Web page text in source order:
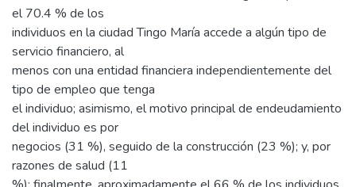
el 70.4 % de los
individuos en la ciudad Tingo María accede a algún tipo de
servicio financiero, al
menos con una entidad financiera independientemente del
tipo de empleo que tenga
el individuo; asimismo, el motivo principal de endeudamiento
del individuo es por
negocios (31 %), seguido de la construcción (23 %); y, por
razones de salud (11